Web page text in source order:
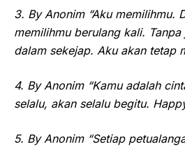
3. By Anonim “Aku memilihmu.
memilihmu berulang kali.
dalam sekejap. Aku akan tetap
4. By Anonim “Kamu adalah
selalu, akan selalu begitu.
5. By Anonim “Setiap